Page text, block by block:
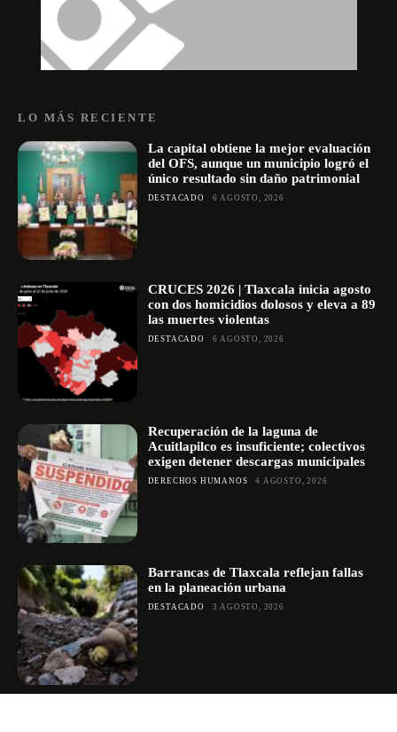
LO MÁS RECIENTE
La capital obtiene la mejor evaluación
del OFS, aunque un municipio logró el
único resultado sin daño patrimonial
DESTACADO 6 AGOSTO, 2026
CRUCES 2026 | Tlaxcala inicia agosto
con dos homicidios dolosos y eleva a 89
las muertes violentas
DESTACADO 6 AGOSTO, 2026
Recuperación de la laguna de
Acuitlapilco es insuficiente; colectivos
exigen detener descargas municipales
DERECHOS HUMANOS 4 AGOSTO, 2026
Barrancas de Tlaxcala reflejan fallas
en la planeación urbana
DESTACADO 3 AGOSTO, 2026